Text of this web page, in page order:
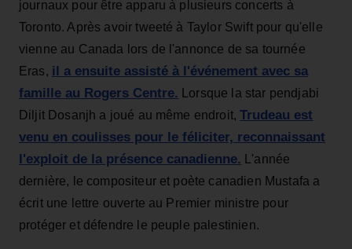
journaux pour être apparu à plusieurs concerts à
Toronto. Après avoir tweeté à Taylor Swift pour qu'elle
vienne au Canada lors de l'annonce de sa tournée
Eras, il a ensuite assisté à l'événement avec sa
famille au Rogers Centre. Lorsque la star pendjabi
Diljit Dosanjh a joué au même endroit,Trudeau est
venu en coulisses pour le féliciter, reconnaissant
l'exploit de la présence canadienne. L'année
dernière, le compositeur et poète canadien Mustafa a
écrit une lettre ouverte au Premier ministre pour
protéger et défendre le peuple palestinien.